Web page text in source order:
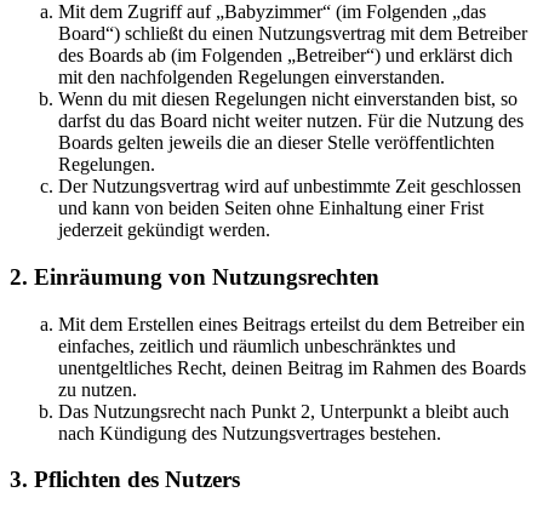
Mit dem Zugriff auf „Babyzimmer“ (im Folgenden „das
Board“) schließt du einen Nutzungsvertrag mit dem Betreiber
des Boards ab (im Folgenden „Betreiber“) und erklärst dich
mit den nachfolgenden Regelungen einverstanden.
Wenn du mit diesen Regelungen nicht einverstanden bist, so
darfst du das Board nicht weiter nutzen. Für die Nutzung des
Boards gelten jeweils die an dieser Stelle veröffentlichten
Regelungen.
Der Nutzungsvertrag wird auf unbestimmte Zeit geschlossen
und kann von beiden Seiten ohne Einhaltung einer Frist
jederzeit gekündigt werden.
2. Einräumung von Nutzungsrechten
Mit dem Erstellen eines Beitrags erteilst du dem Betreiber ein
einfaches, zeitlich und räumlich unbeschränktes und
unentgeltliches Recht, deinen Beitrag im Rahmen des Boards
zu nutzen.
Das Nutzungsrecht nach Punkt 2, Unterpunkt a bleibt auch
nach Kündigung des Nutzungsvertrages bestehen.
3. Pflichten des Nutzers